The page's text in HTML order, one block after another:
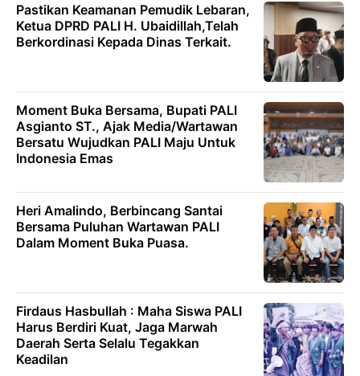
Pastikan Keamanan Pemudik Lebaran,
Ketua DPRD PALI H. Ubaidillah,Telah
Berkordinasi Kepada Dinas Terkait.
Moment Buka Bersama, Bupati PALI
Asgianto ST., Ajak Media/Wartawan
Bersatu Wujudkan PALI Maju Untuk
Indonesia Emas
Heri Amalindo, Berbincang Santai
Bersama Puluhan Wartawan PALI
Dalam Moment Buka Puasa.
Firdaus Hasbullah : Maha Siswa PALI
Harus Berdiri Kuat, Jaga Marwah
Daerah Serta Selalu Tegakkan
Keadilan